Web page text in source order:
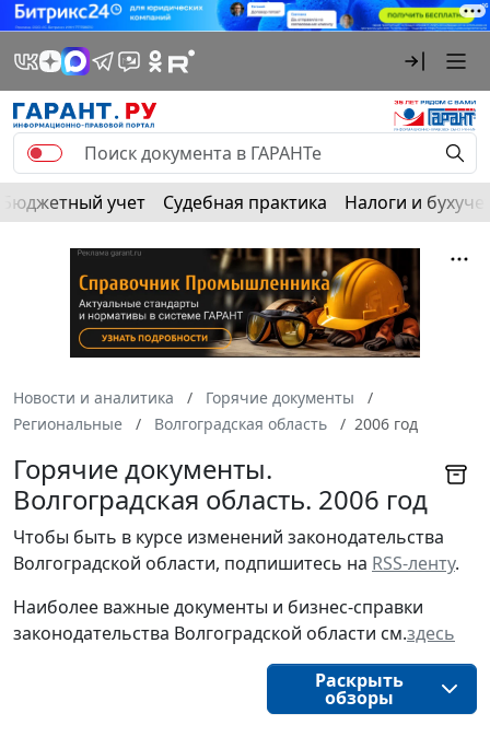
Бюджетный учет Судебная практика Налоги и
Новости и аналитика
Горячие документы
Региональные
Волгоградская область 2006 год
Горячие документы.
Волгоградская область. 2006 год
Чтобы быть в курсе изменений законодательства
Волгоградской области, подпишитесь на RSS-ленту.
Наиболее важные документы и бизнес-справки
законодательства Волгоградской области см.здесь
Раскрыть
обзоры